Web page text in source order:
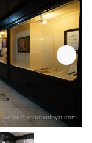
Sumber:sonobudoyo.com